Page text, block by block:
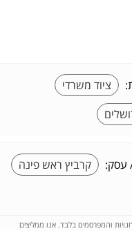
ציוד משרדי
עסק:
קרביץ ראש פינה
והמפרסמים בלבד. אנו ממליצים